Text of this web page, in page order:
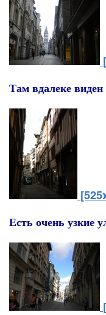
Там вдалеке
Есть очень узкие